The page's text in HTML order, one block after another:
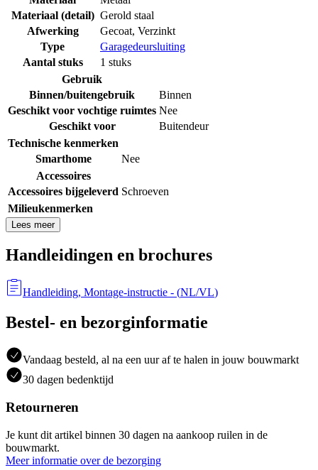
Materiaal (detail) Gerold staal
Afwerking
Gecoat, Verzinkt
Type
Garagedeursluiting
Aantal stuks
1 stuks
Gebruik
Binnen/buitengebruik
Binnen
Geschikt voor vochtige ruimtes Nee
Geschikt voor
Buitendeur
Technische kenmerken
Smarthome
Nee
Accessoires
Accessoires bijgeleverd Schroeven
Milieukenmerken
Lees meer
Handleidingen en brochures
Handleiding, Montage-instructie - (NL/VL)
Bestel- en bezorginformatie
Vandaag besteld, al na een uur af te halen in jouw bouwmarkt
30 dagen bedenktijd
Retourneren
Je kunt dit artikel binnen 30 dagen na aankoop ruilen in de
bouwmarkt.
Meer informatie over de bezorging